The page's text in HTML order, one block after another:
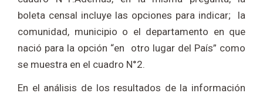
boleta censal incluye las opciones para indicar; la
comunidad, municipio o el departamento en que
nació para la opción “en otro lugar del País” como
se muestra en el cuadro N°2.
En el análisis de los resultados de la información